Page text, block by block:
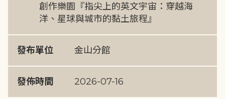
創作樂園『指尖上的英文宇宙：穿越海
洋、星球與城市的黏土旅程』
發布單位 金山分館
發佈時間 2026-07-16